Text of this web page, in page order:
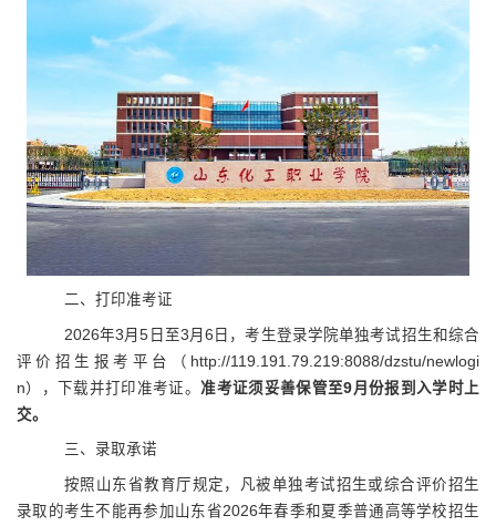
二、打印准考证
2026年3 月5 日至3月6 日，考生登录学院单独考试招生和综合
评价招生报考平台
（ http://119.191.79.219:8088/dzstu/newlogi
n）
，下载并打印准考证。准考证须妥善保管至9月份报到入学时上
交。
三、录取承诺
按照山东省教育厅规定，凡被单独考试招生或综合评价招生
录取的考生不能再参加山东省2026年春季和夏季普通高等学校招生